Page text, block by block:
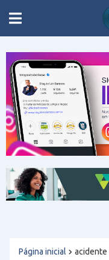
Página inicial acidente